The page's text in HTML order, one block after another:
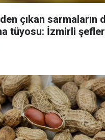
çıkan sarmaların
tüyosu: İzmirli